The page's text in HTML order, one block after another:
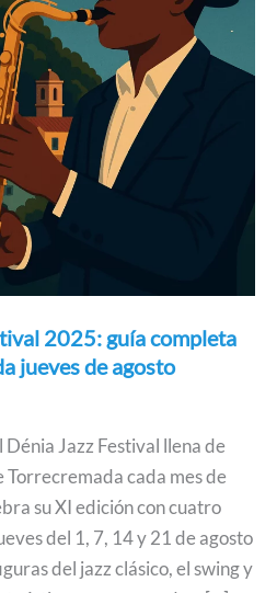
2025: guía completa
jueves de agosto
Jazz Festival llena de
Torrecremada cada mes de
su XI edición con cuatro
del 1, 7, 14 y 21 de agosto
del jazz clásico, el swing y